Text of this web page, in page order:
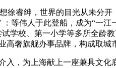
睿绅，世界的目光从未分开
等伟人于此登船，成为“一
学校、第一小学等多所全龄
奢旗舰办事品牌，构成取城
，为上海献上一座兼具文化